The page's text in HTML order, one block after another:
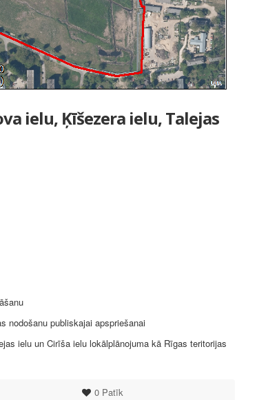
ielu, Ķīšezera ielu, Talejas
nodošanu publiskajai apspriešanai
ielu un Cirīša ielu lokālplānojuma kā Rīgas teritorijas
0Patīk